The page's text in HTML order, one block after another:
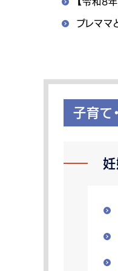
プレママ
子育て
妊